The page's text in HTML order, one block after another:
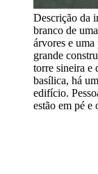
Descrição da
branco de
árvores e
grande
torre sineira e
basílica, há
edifício.
estão em pé e